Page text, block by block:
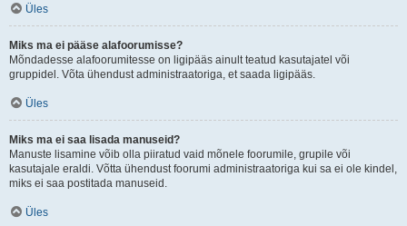
Üles
Miks ma ei pääse alafoorumisse?
Mõndadesse alafoorumitesse on ligipääs ainult teatud kasutajatel või
gruppidel. Võta ühendust administraatoriga, et saada ligipääs.
Üles
Miks ma ei saa lisada manuseid?
Manuste lisamine võib olla piiratud vaid mõnele foorumile, grupile või
kasutajale eraldi. Võtta ühendust foorumi administraatoriga kui sa ei ole kindel,
miks ei saa postitada manuseid.
Üles